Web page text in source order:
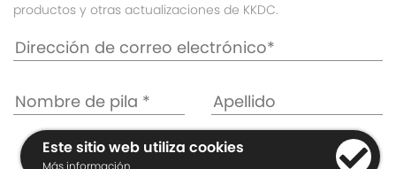
productos y otras actualizaciones de KKDC.
Este sitio web utiliza cookies